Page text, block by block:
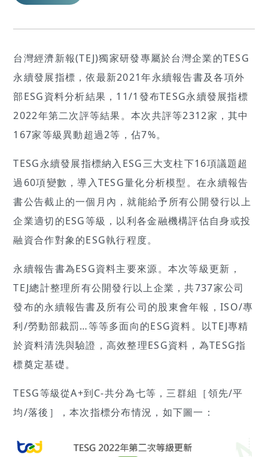
台灣經濟新報(TEJ)獨家研發專屬於台灣企業的TESG
永續發展指標，依最新2021年永續報告書及各項外
部ESG資料分析結果，11/1發布TESG永續發展指標
2022年第二次評等結果。本次共評等2312家，其中
167家等級異動超過2等，佔7%。
TESG永續發展指標納入ESG三大支柱下16項議題超
過60項變數，導入TESG量化分析模型。在永續報告
書公告截止的一個月內，就能給予所有公開發行以上
企業適切的ESG等級，以利各金融機構評估自身或投
融資合作對象的ESG執行程度。
永續報告書為ESG資料主要來源。本次等級更新，
TEJ總計整理所有公開發行以上企業，共737家公司
發布的永續報告書及所有公司的股東會年報，ISO/專
利/勞動部裁罰…等等多面向的ESG資料。以TEJ專精
於資料清洗與驗證，高效整理ESG資料，為TESG指
標奠定基礎。
TESG等級從A+到C-共分為七等，三群組［領先/平
均/落後］，本次指標分布情況，如下圖一：